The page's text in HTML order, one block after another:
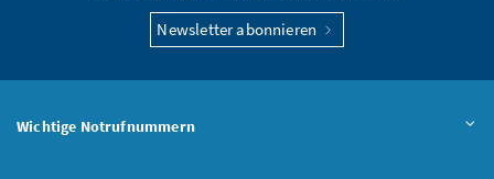
Newsletter abonnieren
Wichtige Notrufnummern